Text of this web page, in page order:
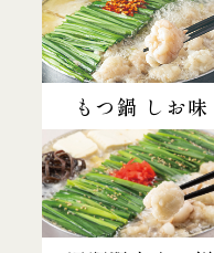
もつ鍋 しお味